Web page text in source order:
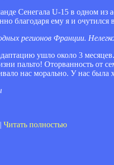
Сенегала U-15 в одном
благодаря ему я и очутился
регионов Франции.
ушло около 3
пальто! Оторванность от
нас морально. У нас была
| Читать полностью